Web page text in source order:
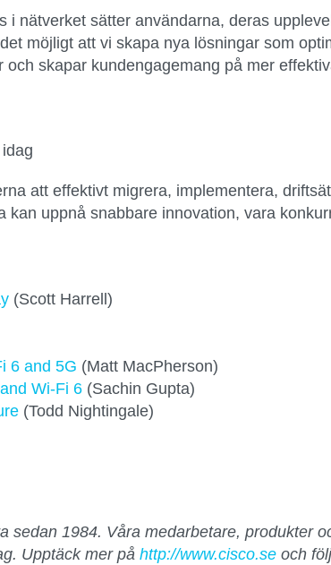
i nätverket sätter användarna, deras
möjligt att vi skapa nya lösningar som
skapar kundengagemang på mer
att effektivt migrera, implementera,
uppnå snabbare innovation, vara
(Scott Harrell)
6 and 5G (Matt MacPherson)
Wi-Fi 6 (Sachin Gupta)
(Todd Nightingale)
1984. Våra medarbetare, produkter
Upptäck mer påhttp://www.cisco.se och